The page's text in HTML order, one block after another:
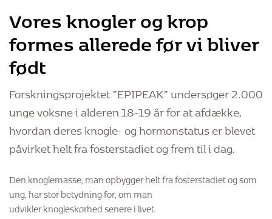
Vores knogler og krop
formes allerede før vi bliver
født
Forskningsprojektet ”EPIPEAK” undersøger 2.000
unge voksne i alderen 18-19 år for at afdække,
hvordan deres knogle- og hormonstatus er blevet
påvirket helt fra fosterstadiet og frem til i dag.
Den knoglemasse, man opbygger helt fra fosterstadiet og som
ung, har stor betydning for, om man
udvikler knogleskørhed senere i livet.